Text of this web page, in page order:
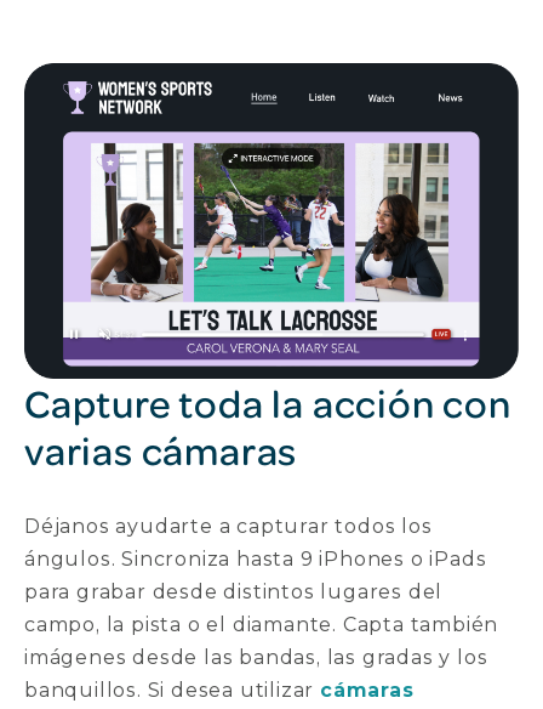
Capture toda la acción con
varias cámaras
Déjanos ayudarte a capturar todos los
ángulos. Sincroniza hasta 9 iPhones o iPads
para grabar desde distintos lugares del
campo, la pista o el diamante. Capta también
imágenes desde las bandas, las gradas y los
banquillos. Si desea utilizar cámaras